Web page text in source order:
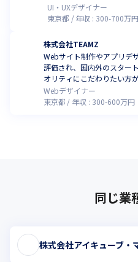
UI・UXデザイナー
東京都
年収 : 300-700万円
株式会社TEAMZ
Webサイト制作やアプリデ
評価され、国内外のスター
オリティにこだわりたい方
Webデザイナー
東京都
年収 : 300-600万円
同じ業
株式会社アイキューブ・